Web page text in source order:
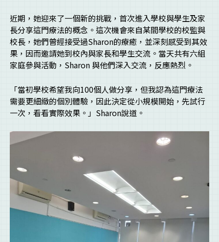
近期，她迎來了一個新的挑戰，首次進入學校與學生及家
長分享這門療法的概念。這次機會來自某間學校的校監與
校長，她們曾經接受過Sharon的療癒，並深刻感受到其效
果，因而邀請她到校內與家長和學生交流。當天共有六組
家庭參與活動，Sharon 與他們深入交流，反應熱烈。
「當初學校希望我向100個人做分享，但我認為這門療法
需要更細緻的個別體驗，因此決定從小規模開始，先試行
一次，看看實際效果。」Sharon說道。